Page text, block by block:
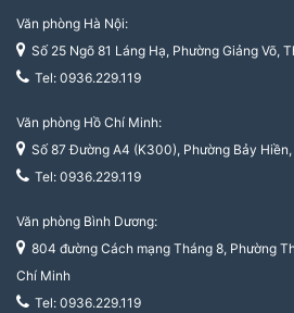
Văn phòng Hà Nội:
Số 25 Ngõ 81 Láng Hạ, Phường Giảng Võ,
Tel: 0936.229.119
Văn phòng Hồ Chí Minh:
Số 87 Đường A4 (K300), Phường Bảy
Tel: 0936.229.119
Văn phòng Bình Dương:
804 đường Cách mạng Tháng 8, Phường
Chí Minh
Tel: 0936.229.119